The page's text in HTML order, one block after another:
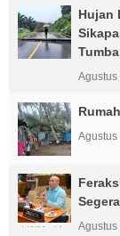
Hujan
Agustus
Agustus
Agustus